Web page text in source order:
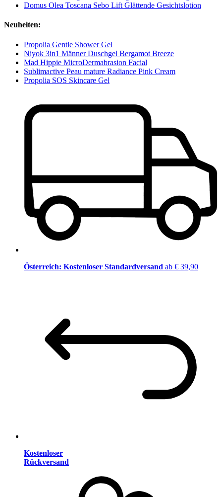
Domus Olea Toscana Sebo Lift Glättende Gesichtslotion
Neuheiten:
Propolia Gentle Shower Gel
Niyok 3in1 Männer Duschgel Bergamot Breeze
Mad Hippie MicroDermabrasion Facial
Sublimactive Peau mature Radiance Pink Cream
Propolia SOS Skincare Gel
Österreich: Kostenloser Standardversand ab € 39,90
Kostenloser
Rückversand